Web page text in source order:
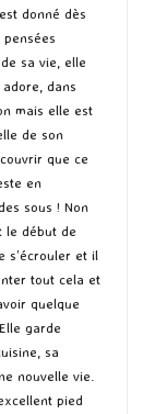
donné dès
sa vie, elle
dans
mais elle est
de son
que ce
en
sous ! Non
le début de
s’écrouler et il
tout cela et
quelque
garde
sa
nouvelle vie.
pied